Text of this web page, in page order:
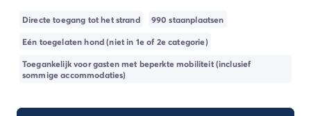
Camping Venetië
Camping Lazise
Camping Spanje
Camping Cantabrië
Camping Portugal
Directe toegang tot het strand
990 staanplaatsen
Eén toegelaten hond (niet in 1e of 2e categorie)
Toegankelijk voor gasten met beperkte mobiliteit (inclusief
sommige accommodaties)